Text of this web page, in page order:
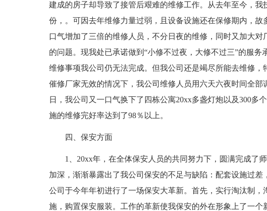
建成的房子却导致了接管后艰难的维修工作。从去年至今，我
份，。可因去年维修力量过弱，且设备设施还在保修期内，
口气增加了三倍的维修人员，不分日夜的维修，同时又加大
的问题。现我处已承诺做到“小修不过夜，大修不过三”的服
维修事项我公司仍无法完成。但我公司还是竭尽所能去维修
催修厂家无效的情况下，我公司维修人员用六天六夜时间全
日，我公司又一口气换下了四栋公寓20xx多盏灯炮以及300多
施的维修完好率达到了98％以上。
四、保安方面
1、20xx年，在全体保安人员的共同努力下，圆满完成了
加深，渐渐暴露出了我公司保安的不足与缺陷：配套设施过
公司于今年年初进行了一场保安大革新。首先，实行淘汰制
施，购置保安服装。工作的革新使我保安的外在形象上了一个